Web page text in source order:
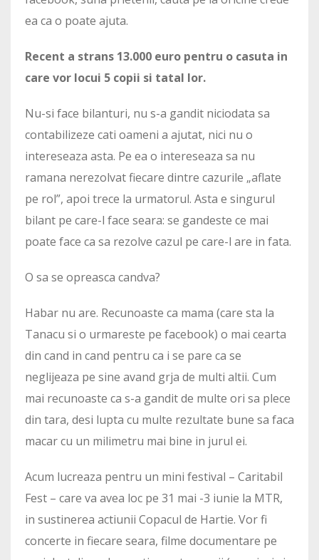
ea ca o poate ajuta.
Recent a strans 13.000 euro pentru o casuta in
care vor locui 5 copii si tatal lor.
Nu-si face bilanturi, nu s-a gandit niciodata sa
contabilizeze cati oameni a ajutat, nici nu o
intereseaza asta. Pe ea o intereseaza sa nu
ramana nerezolvat fiecare dintre cazurile „aflate
pe rol”, apoi trece la urmatorul. Asta e singurul
bilant pe care-l face seara: se gandeste ce mai
poate face ca sa rezolve cazul pe care-l are in fata.
O sa se opreasca candva?
Habar nu are. Recunoaste ca mama (care sta la
Tanacu si o urmareste pe facebook) o mai cearta
din cand in cand pentru ca i se pare ca se
neglijeaza pe sine avand grja de multi altii. Cum
mai recunoaste ca s-a gandit de multe ori sa plece
din tara, desi lupta cu multe rezultate bune sa faca
macar cu un milimetru mai bine in jurul ei.
Acum lucreaza pentru un mini festival – Caritabil
Fest – care va avea loc pe 31 mai -3 iunie la MTR,
in sustinerea actiunii Copacul de Hartie. Vor fi
concerte in fiecare seara, filme documentare pe